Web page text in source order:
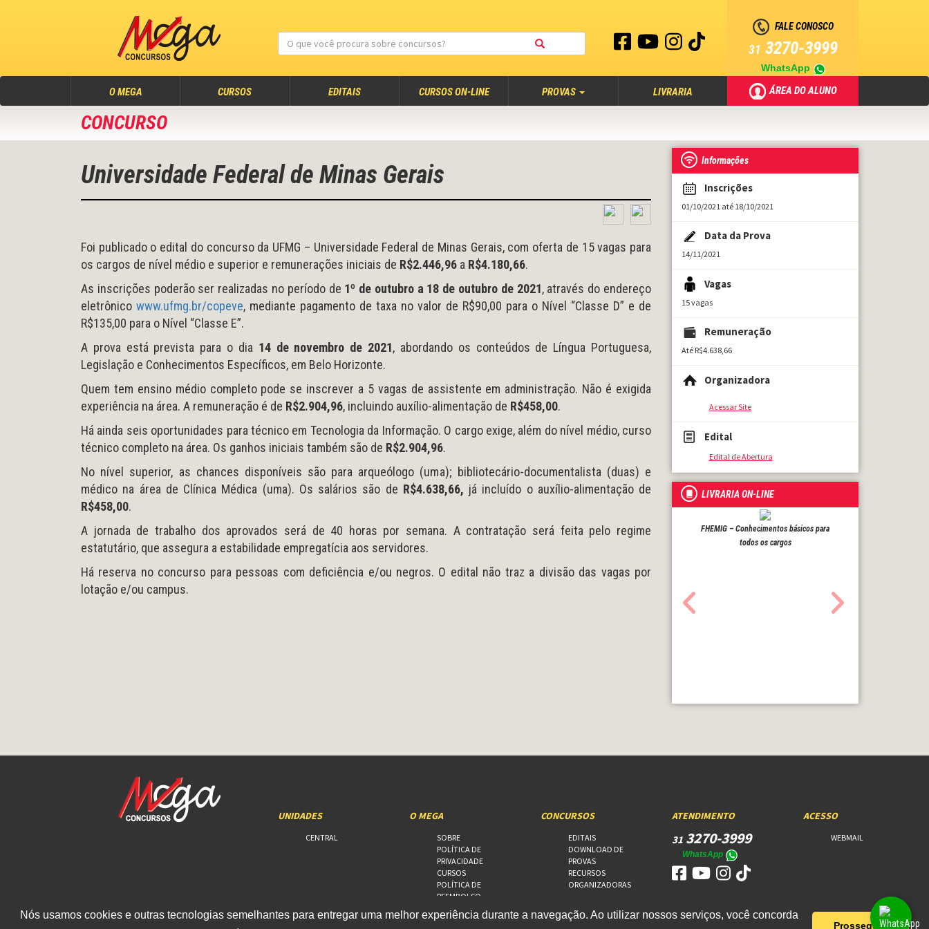
Nós usamos cookies e outras tecnologias semelhantes para entregar uma melhor experiência durante a navegação. Ao utilizar nossos serviços, você concorda
Prosseguir!
FALE CONOSCO
31 3270-3999
WhatsApp
O MEGA(atual) CURSOS EDITAIS CURSOS ON-LINE PROVAS LIVRARIA ÁREA DO ALUNO
CONCURSO
Universidade Federal de Minas Gerais
Foi publicado o edital do concurso da UFMG – Universidade Federal de Minas Gerais, com oferta de 15 vagas para
os cargos de nível médio e superior e remunerações iniciais de R$2.446,96 a R$4.180,66.
As inscrições poderão ser realizadas no período de 1º de outubro a 18 de outubro de 2021, através do endereço
eletrônico www.ufmg.br/copeve, mediante pagamento de taxa no valor de R$90,00 para o Nível “Classe D” e de
R$135,00 para o Nível “Classe E”.
A prova está prevista para o dia 14 de novembro de 2021, abordando os conteúdos de Língua Portuguesa,
Legislação e Conhecimentos Específicos, em Belo Horizonte.
Quem tem ensino médio completo pode se inscrever a 5 vagas de assistente em administração. Não é exigida
experiência na área. A remuneração é de R$2.904,96, incluindo auxílio-alimentação de R$458,00.
Há ainda seis oportunidades para técnico em Tecnologia da Informação. O cargo exige, além do nível médio, curso
técnico completo na área. Os ganhos iniciais também são de R$2.904,96.
No nível superior, as chances disponíveis são para arqueólogo (uma); bibliotecário-documentalista (duas) e
médico na área de Clínica Médica (uma). Os salários são de R$4.638,66, já incluído o auxílio-alimentação de
R$458,00.
A jornada de trabalho dos aprovados será de 40 horas por semana. A contratação será feita pelo regime
estatutário, que assegura a estabilidade empregatícia aos servidores.
Há reserva no concurso para pessoas com deficiência e/ou negros. O edital não traz a divisão das vagas por
lotação e/ou campus.
Informações
Inscrições
01/10/2021 até 18/10/2021
Data da Prova
14/11/2021
Vagas
15 vagas
Remuneração
Até R$4.638,66
Organizadora
Acessar Site
Edital
Edital de Abertura
LIVRARIA ON-LINE
FHEMIG – Conhecimentos básicos para
todos os cargos
UNIDADES
CENTRAL
O MEGA
SOBRE
POLÍTICA DE
PRIVACIDADE
CURSOS
POLÍTICA DE
REEMBOLSO
FALE CONOSCO
CONCURSOS
EDITAIS
DOWNLOAD DE
PROVAS
RECURSOS
ORGANIZADORAS
ATENDIMENTO
31 3270-3999
WhatsApp
ACESSO
WEBMAIL